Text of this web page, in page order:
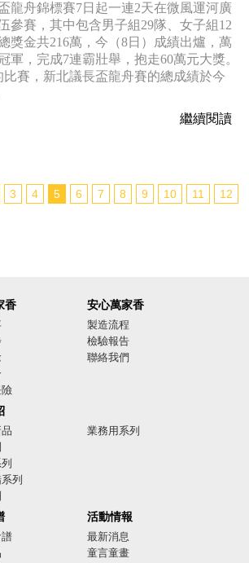
龍舟錦標賽7日起一連2天在微風運河廣
參賽，其中包含男子組29隊、女子組12
獎金共216萬，今（8日）成績出爐，萬
軍，完成7連霸壯舉，抱走60萬元大獎。
賽，新北議長盃龍舟賽的總成績於今
繼續閱讀
3 4 5 6 7 8 9 10 11 12
香
列
業務用系列
安心萬家香
製造流程
檢驗報告
聯絡我們
活動情報
最新消息
童言童畫